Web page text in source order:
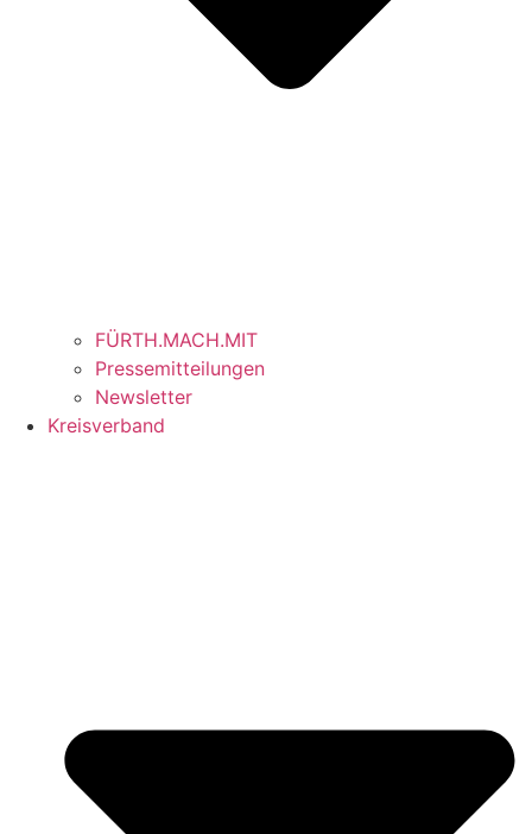
FÜRTH.MACH.MIT
Pressemitteilungen
Newsletter
Kreisverband